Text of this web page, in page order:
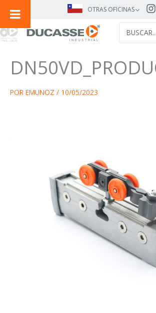
CONTENIDO
OTRAS OFICINAS
FOR:
POR EMUNOZ / 10/05/2023